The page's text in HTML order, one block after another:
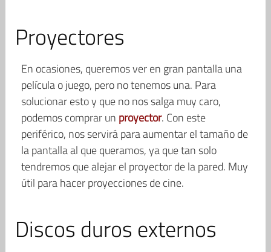
Proyectores
En ocasiones, queremos ver en gran pantalla una
película o juego, pero no tenemos una. Para
solucionar esto y que no nos salga muy caro,
podemos comprar un proyector. Con este
periférico, nos servirá para aumentar el tamaño de
la pantalla al que queramos, ya que tan solo
tendremos que alejar el proyector de la pared. Muy
útil para hacer proyecciones de cine.
Discos duros externos